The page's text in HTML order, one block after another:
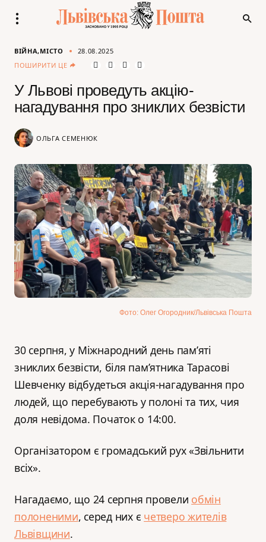
ВІЙНА МІСТО
28.08.2025
ПОШИРИТИ ЦЕ
У Львові проведуть акцію-
нагадування про зниклих безвісти
ОЛЬГА СЕМЕНЮК
Фото: Олег Огородник/Львівська Пошта
30 серпня, у Міжнародний день пам’яті
зниклих безвісти, біля пам’ятника Тарасові
Шевченку відбудеться акція-нагадування про
людей, що перебувають у полоні та тих, чия
доля невідома. Початок о 14:00.
Організатором є громадський рух «Звільнити
всіх».
Нагадаємо, що 24 серпня провели обмін
полоненими, серед них є четверо жителів
Львівщини.